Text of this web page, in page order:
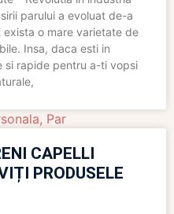
parului a evoluat de-a
o mare varietate de
Insa, daca esti in
si rapide pentru a-ti vopsi
, Par
CAPELLI
PRODUSELE